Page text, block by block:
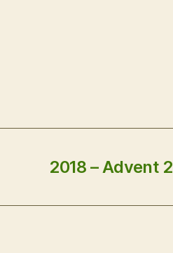
2018 – Advent